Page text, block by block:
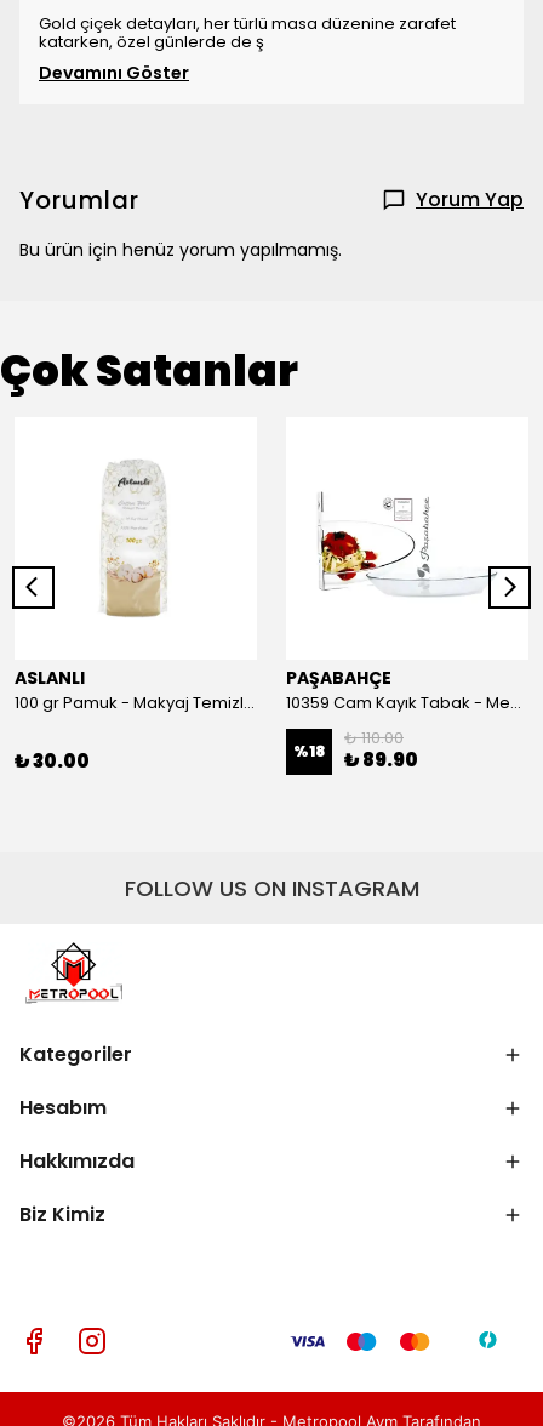
Gold çiçek detayları, her türlü masa düzenine zarafet
katarken, özel günlerde de ş
Devamını Göster
Yorumlar Yorum Yap
Bu ürün için henüz yorum yapılmamış.
Çok Satanlar
ASLANLI
100 gr Pamuk - Makyaj Temizleme ve Bebek Bakımı İçin Hassas Saf Pamuk
₺ 30.00
PAŞABAHÇE
10359 Cam Kayık Tabak - Meze, Salata ve Balık Servis Tabağı (26 cm)
%18
₺ 110.00
₺ 89.90
FOLLOW US ON INSTAGRAM
Kategoriler
Hesabım
Hakkımızda
Biz Kimiz
©2026 Tüm Hakları Saklıdır - Metropool Avm Tarafından